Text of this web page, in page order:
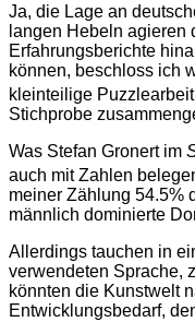
Ja, die Lage an
langen Hebeln agieren
Erfahrungsberichte
können, beschloss ich
kleinteilige
Stichprobe
Was Stefan Gronert im
auch mit Zahlen
meiner Zählung 54.5%
männlich dominierte
Allerdings tauchen in
verwendeten Sprache,
könnten die Kunstwelt
Entwicklungsbedarf,